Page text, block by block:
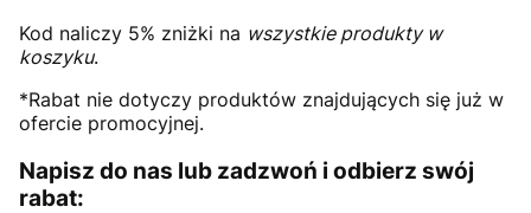
Kod naliczy 5% zniżki na wszystkie produkty w
koszyku.
*Rabat nie dotyczy produktów znajdujących się już w
ofercie promocyjnej.
Napisz do nas lub zadzwoń i odbierz swój
rabat: